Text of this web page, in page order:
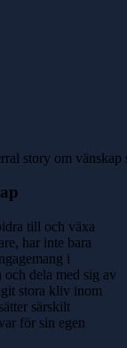
story om vänskap
till och växa
har inte bara
i
dela med sig av
stora kliv inom
särskilt
för sin egen